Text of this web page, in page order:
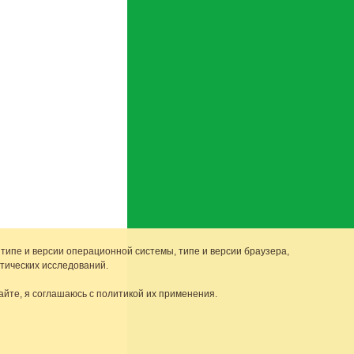
и версии операционной системы, типе и версии браузера,
исследований.
я соглашаюсь с политикой их применения.